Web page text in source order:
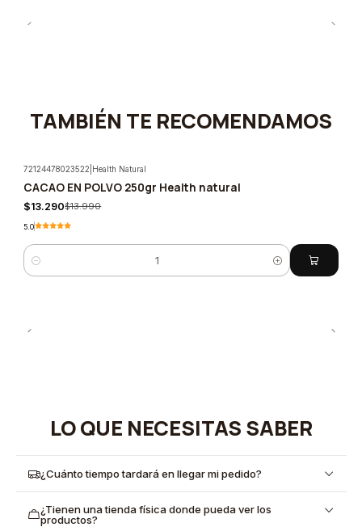
TAMBIÉN TE RECOMENDAMOS
-5%
72124478023522 Health Natural
CACAO EN POLVO 250gr Health natural
$13.290$13.990
5.0
Cantidad
LO QUE NECESITAS SABER
¿Cuánto tiempo tardará en llegar mi pedido?
¿Tienen una tienda física donde pueda ver los
productos?